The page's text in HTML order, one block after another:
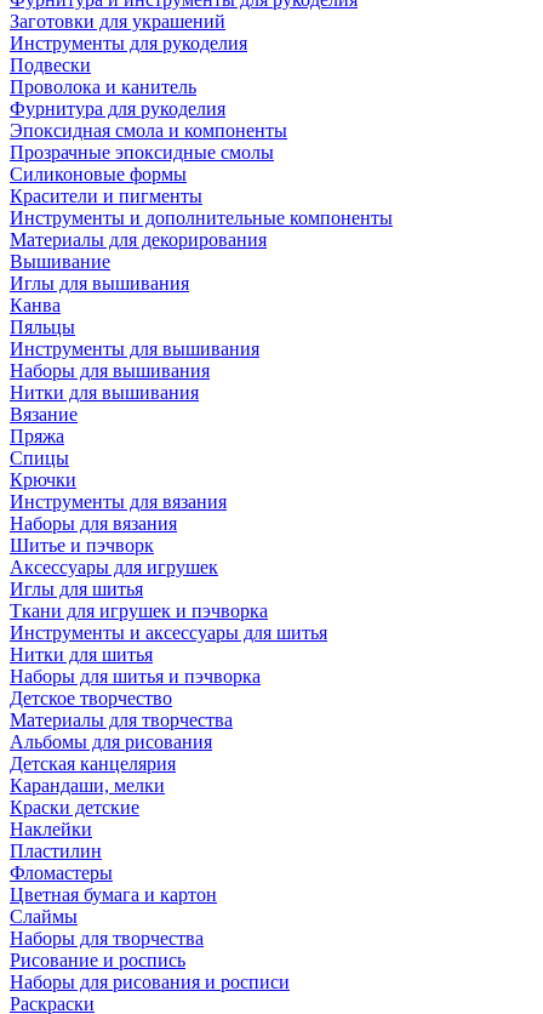
Заготовки для украшений
Инструменты для рукоделия
Подвески
Проволока и канитель
Фурнитура для рукоделия
Эпоксидная смола и компоненты
Прозрачные эпоксидные смолы
Силиконовые формы
Красители и пигменты
Инструменты и дополнительные компоненты
Материалы для декорирования
Вышивание
Иглы для вышивания
Канва
Пяльцы
Инструменты для вышивания
Наборы для вышивания
Нитки для вышивания
Вязание
Пряжа
Спицы
Крючки
Инструменты для вязания
Наборы для вязания
Шитье и пэчворк
Аксессуары для игрушек
Иглы для шитья
Ткани для игрушек и пэчворка
Инструменты и аксессуары для шитья
Нитки для шитья
Наборы для шитья и пэчворка
Детское творчество
Материалы для творчества
Альбомы для рисования
Детская канцелярия
Карандаши, мелки
Краски детские
Наклейки
Пластилин
Фломастеры
Цветная бумага и картон
Слаймы
Наборы для творчества
Рисование и роспись
Наборы для рисования и росписи
Раскраски